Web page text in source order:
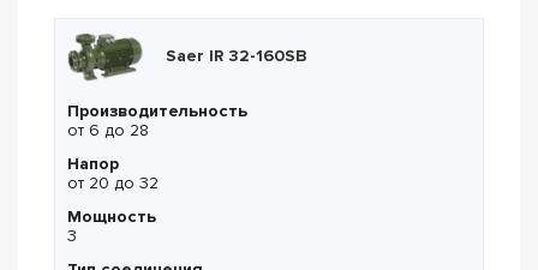
Saer IR 32-160SB
Производительность
от 6 до 28
Напор
от 20 до 32
Мощность
3